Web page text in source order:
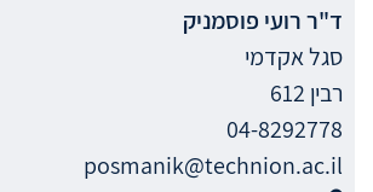
ד"ררועי פוסמניק
סגל אקדמי
רבין 612
04-8292778
posmanik@technion.ac.il